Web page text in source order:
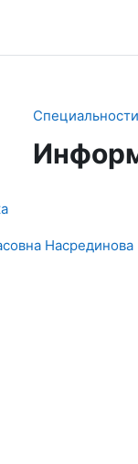
Специальности
Насрединова